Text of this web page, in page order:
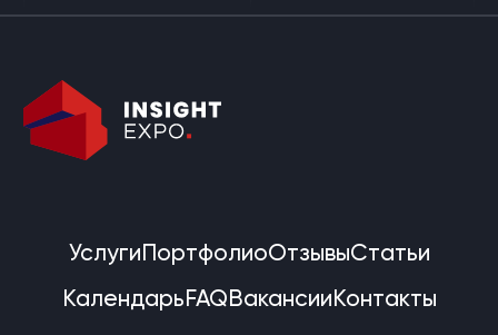
Услуги ПортфолиоОтзывыСтатьи
КалендарьFAQВакансииКонтакты